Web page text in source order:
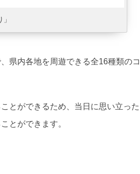
県内各地を周遊できる全16種類のコ
とができるため、当日に思い立った
とができます。